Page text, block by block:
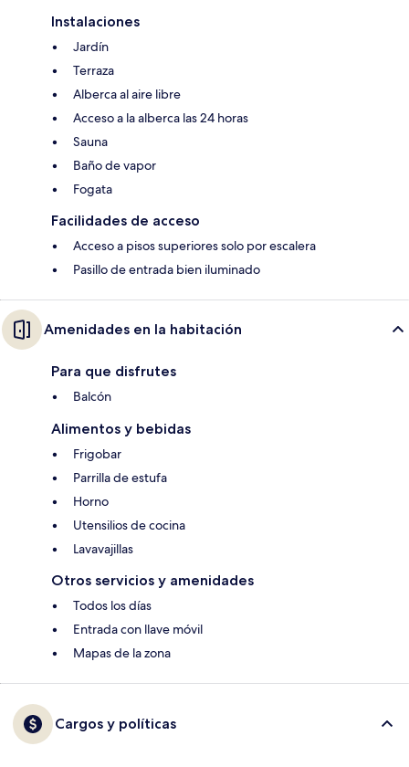
Instalaciones
Jardín
Terraza
Alberca al aire libre
Acceso a la alberca las 24 horas
Sauna
Baño de vapor
Fogata
Facilidades de acceso
Acceso a pisos superiores solo por escalera
Pasillo de entrada bien iluminado
Amenidades en la habitación
Para que disfrutes
Balcón
Alimentos y bebidas
Frigobar
Parrilla de estufa
Horno
Utensilios de cocina
Lavavajillas
Otros servicios y amenidades
Todos los días
Entrada con llave móvil
Mapas de la zona
Cargos y políticas